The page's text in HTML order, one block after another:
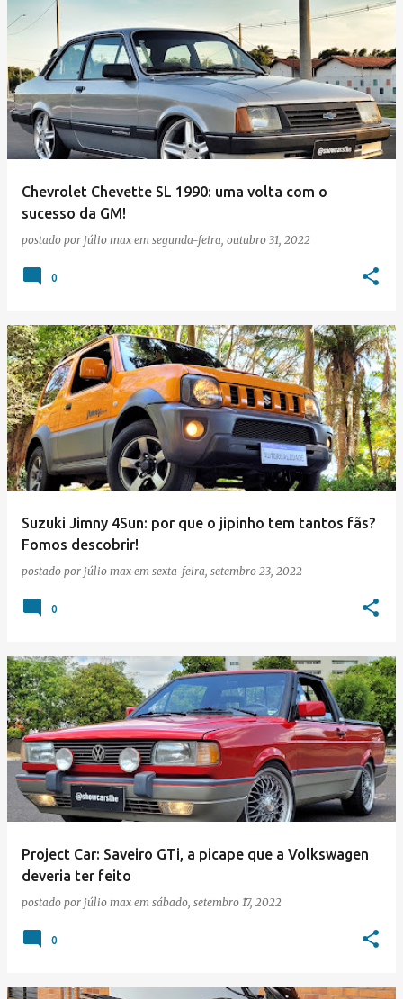
Chevrolet Chevette SL 1990: uma volta com o
sucesso da GM!
postado por júlio max em segunda-feira, outubro 31, 2022
0
Suzuki Jimny 4Sun: por que o jipinho tem tantos fãs?
Fomos descobrir!
postado por júlio max em sexta-feira, setembro 23, 2022
0
Project Car: Saveiro GTi, a picape que a Volkswagen
deveria ter feito
postado por júlio max em sábado, setembro 17, 2022
0